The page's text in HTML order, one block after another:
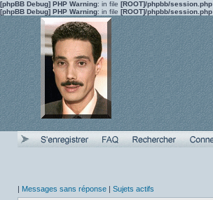
[phpBB Debug] PHP Warning: in file [ROOT]/phpbb/session.php
[phpBB Debug] PHP Warning: in file [ROOT]/phpbb/session.php
| Messages sans réponse | Sujets actifs